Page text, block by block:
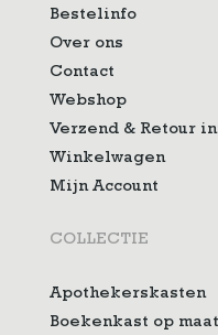
Bestelinfo
Over ons
Contact
Webshop
Verzend & Retour
Winkelwagen
Mijn Account
COLLECTIE
Apothekerskasten
Boekenkast op maat